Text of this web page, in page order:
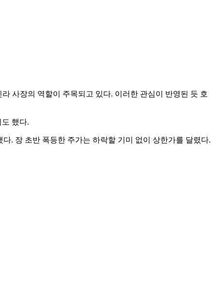
사장의 역할이 주목되고 있다. 이러한 관심이 반영된 듯 호
했다.
. 장 초반 폭등한 주가는 하락할 기미 없이 상한가를 달렸다.